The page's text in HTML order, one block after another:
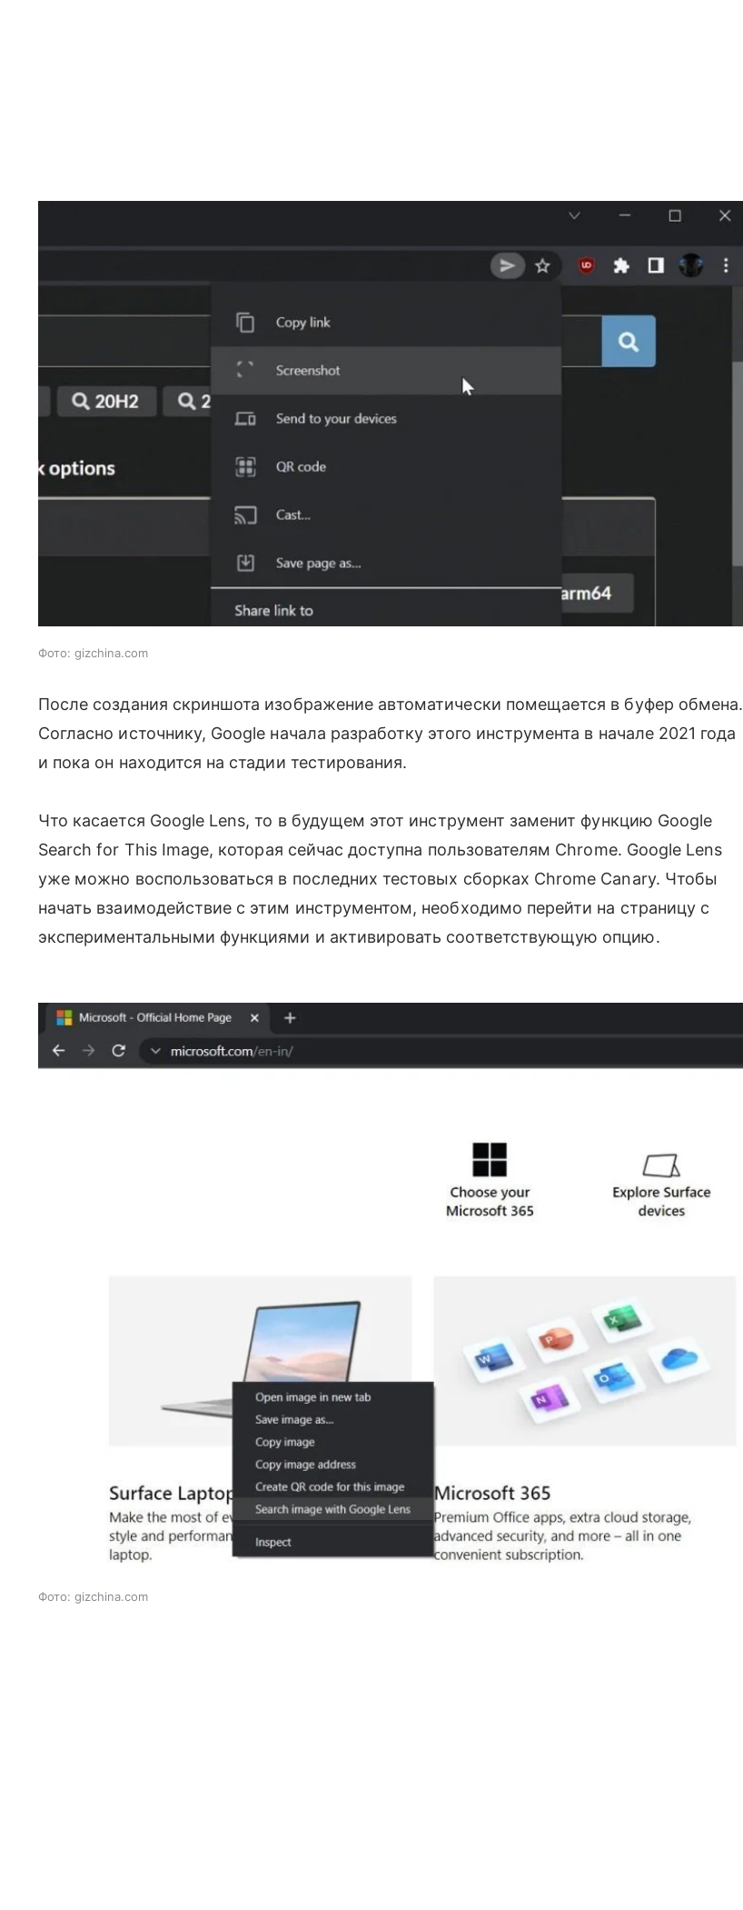
Фото: gizchina.com
После создания скриншота изображение автоматически помещается в буфер обмена.
Согласно источнику, Google начала разработку этого инструмента в начале 2021 года
и пока он находится на стадии тестирования.
Что касается Google Lens, то в будущем этот инструмент заменит функцию Google
Search for This Image, которая сейчас доступна пользователям Chrome. Google Lens
уже можно воспользоваться в последних тестовых сборках Chrome Canary. Чтобы
начать взаимодействие с этим инструментом, необходимо перейти на страницу с
экспериментальными функциями и активировать соответствующую опцию.
Фото: gizchina.com